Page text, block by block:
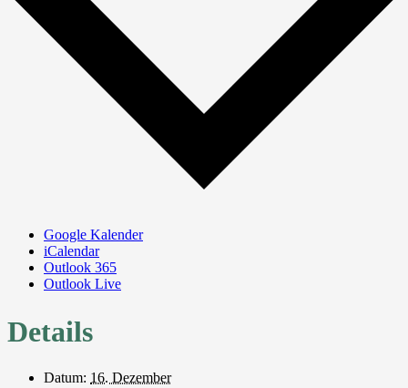
Google Kalender
iCalendar
Outlook 365
Outlook Live
Details
Datum: 16. Dezember